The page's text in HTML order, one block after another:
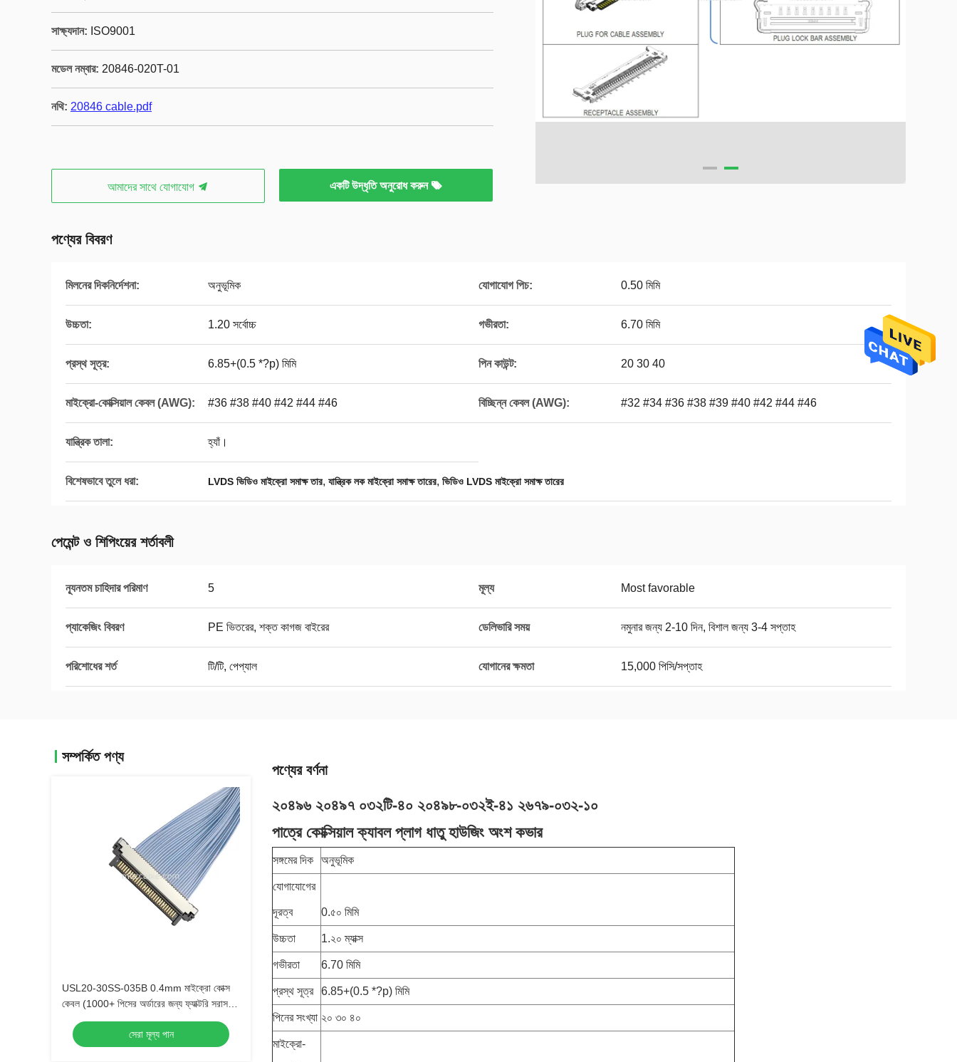
সাক্ষ্যদান: ISO9001
মডেল নম্বার: 20846-020T-01
নথি: 20846 cable.pdf
আমাদের সাথে যোগাযোগ একটি উদ্ধৃতি অনুরোধ করুন
পণ্যের বিবরণ
মিলনের দিকনির্দেশনা: অনুভূমিক যোগাযোগ পিচ: 0.50 মিমি
উচ্চতা: 1.20 সর্বোচ্চ গভীরতা: 6.70 মিমি
প্রস্থ সূত্র: 6.85+(0.5 *?p) মিমি পিন কাউন্ট: 20 30 40
মাইক্রো-কোক্সিয়াল কেবল (AWG): #36 #38 #40 #42 #44 #46 বিচ্ছিন্ন কেবল (AWG): #32 #34 #36 #38 #39 #40 #42 #44 #46
যান্ত্রিক তালা: হ্যাঁ।
বিশেষভাবে তুলে ধরা: LVDS ভিডিও মাইক্রো সমাক্ষ তার, যান্ত্রিক লক মাইক্রো সমাক্ষ তারের, ভিডিও LVDS মাইক্রো সমাক্ষ তারের
পেমেন্ট ও শিপিংয়ের শর্তাবলী
ন্যূনতম চাহিদার পরিমাণ 5 মূল্য Most favorable
প্যাকেজিং বিবরণ PE ভিতরের, শক্ত কাগজ বাইরের ডেলিভারি সময় নমুনার জন্য 2-10 দিন, বিশাল জন্য 3-4 সপ্তাহ
পরিশোধের শর্ত টি/টি, পেপ্যাল যোগানের ক্ষমতা 15,000 পিসি/সপ্তাহ
সম্পর্কিত পণ্য
USL20-30SS-035B 0.4mm মাইক্রো কোক্স
কেবল (1000+ পিসের অর্ডারের জন্য ফ্যাক্টরি সরাসরি
সেরা মূল্য পান
পণ্যের বর্ণনা
২০৪৯৬ ২০৪৯৭ ০৩২টি-৪০ ২০৪৯৮-০৩২ই-৪১ ২৬৭৯-০৩২-১০
পাত্রে কোক্সিয়াল ক্যাবল প্লাগ ধাতু হাউজিং অংশ কভার
সঙ্গমের দিক অনুভূমিক
যোগাযোগের
দূরত্ব 0.৫০ মিমি
উচ্চতা 1.২০ ম্যাক্স
গভীরতা 6.70 মিমি
প্রস্থ সূত্র 6.85+(0.5 *?p) মিমি
পিনের সংখ্যা ২০ ৩০ ৪০
মাইক্রো-